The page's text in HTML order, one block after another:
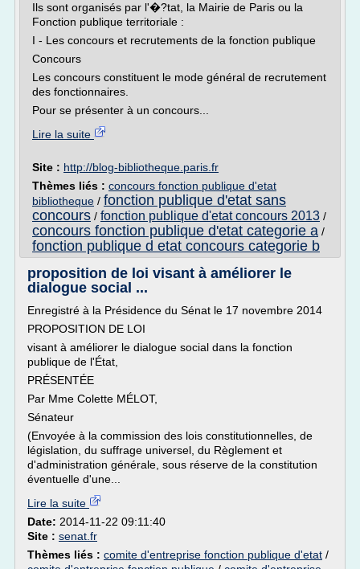
Ils sont organisés par l'�?tat, la Mairie de Paris ou la
Fonction publique territoriale :
I - Les concours et recrutements de la fonction publique
Concours
Les concours constituent le mode général de recrutement
des fonctionnaires.
Pour se présenter à un concours...
Lire la suite
Site : http://blog-bibliotheque.paris.fr
Thèmes liés : concours fonction publique d'etat
bibliotheque / fonction publique d'etat sans
concours / fonction publique d'etat concours 2013 /
concours fonction publique d'etat categorie a /
fonction publique d etat concours categorie b
proposition de loi visant à améliorer le
dialogue social ...
Enregistré à la Présidence du Sénat le 17 novembre 2014
PROPOSITION DE LOI
visant à améliorer le dialogue social dans la fonction
publique de l'État,
PRÉSENTÉE
Par Mme Colette MÉLOT,
Sénateur
(Envoyée à la commission des lois constitutionnelles, de
législation, du suffrage universel, du Règlement et
d'administration générale, sous réserve de la constitution
éventuelle d'une...
Lire la suite
Date: 2014-11-22 09:11:40
Site : senat.fr
Thèmes liés : comite d'entreprise fonction publique d'etat /